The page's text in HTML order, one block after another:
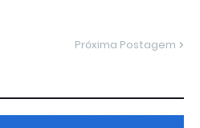
Próxima Postagem